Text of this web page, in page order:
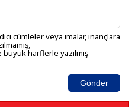
cümleler veya imalar, inançlara
harflerle yazılmış
Gönder